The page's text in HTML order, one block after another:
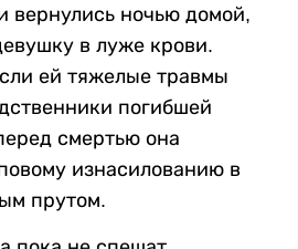
вернулись ночью домой,
в луже крови.
ей тяжелые травмы
погибшей
смертью она
изнасилованию в
прутом.